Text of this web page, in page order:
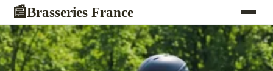
📰Brasseries France